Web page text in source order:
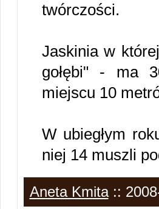
twórczości.
Jaskinia w
gołębi" - ma
miejscu 10
W ubiegłym
niej 14 muszli
Aneta Kmita::